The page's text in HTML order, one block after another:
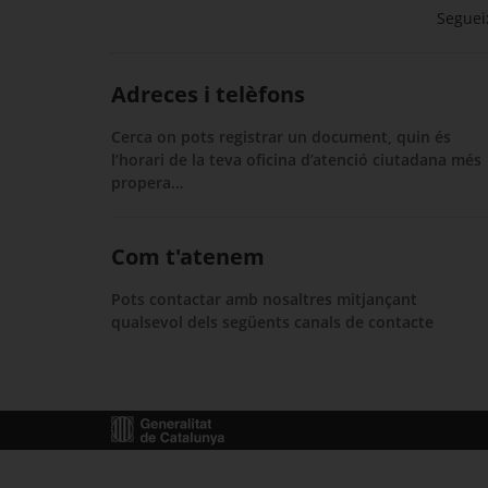
Adreces i telèfons
Cerca on pots registrar un document, quin és
l’horari de la teva oficina d’atenció ciutadana més
propera…
Com t'atenem
Pots contactar amb nosaltres mitjançant
qualsevol dels següents canals de contacte